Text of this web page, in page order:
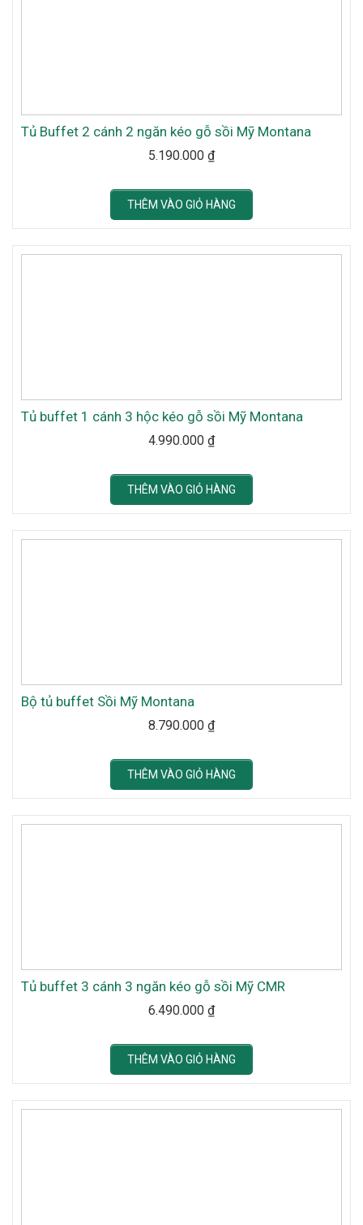
Tủ Buffet 2 cánh 2 ngăn kéo gỗ sồi Mỹ Montana
5.190.000 ₫
THÊM VÀO GIỎ HÀNG
Tủ buffet 1 cánh 3 hộc kéo gỗ sồi Mỹ Montana
4.990.000 ₫
THÊM VÀO GIỎ HÀNG
Bộ tủ buffet Sồi Mỹ Montana
8.790.000 ₫
THÊM VÀO GIỎ HÀNG
Tủ buffet 3 cánh 3 ngăn kéo gỗ sồi Mỹ CMR
6.490.000 ₫
THÊM VÀO GIỎ HÀNG